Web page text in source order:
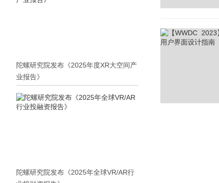
陀螺研究院发布《2025年度XR大空间产
业报告》
陀螺研究院发布《2025年全球VR/AR行